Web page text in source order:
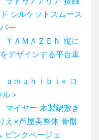
シルケットスムース
ー
ＡＭＡＺＥＮ 縦に
デザインする平台車
ａｍｕｈｉｂｉ× ロ
＞
イヤー 木製鍋敷き
え×芦屋美整体 骨盤
ピンクベージュ